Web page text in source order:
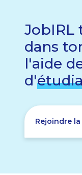
JobIRL
dans
l'aide
d'
Rejoindre